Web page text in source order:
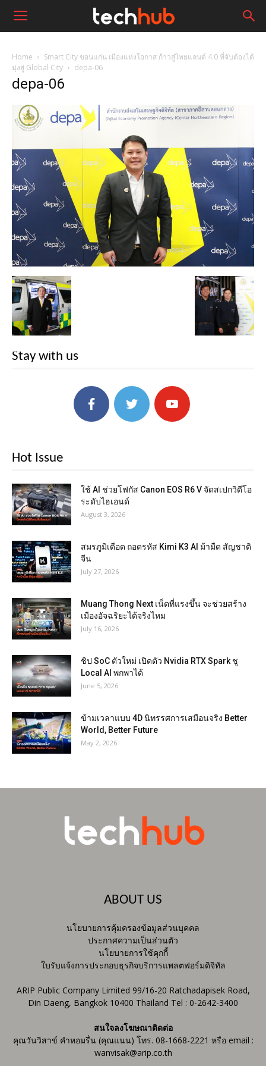
Home
Smart City ขอนแก่น เมืองแห่งโอกาส ก้าวสู่ไทยแลนด์ 4.0 ที่จับต้องได้
มุ่งสู่ Global City
depa-06
depa-06
Stay with us
Hot Issue
ใช้ AI ช่วยโฟกัส Canon EOS R6 V จัดสเปกวิดีโอ
ระดับไฮเอนด์
August 3, 2026
สมรภูมิเดือด ถอดรหัส Kimi K3 AI ม้ามืด สัญชาติ
จีน
July 27, 2026
Muang Thong Next เน็ตที่แรงขึ้น จะช่วยสร้าง
เมืองอัจฉริยะได้จริงไหม
July 16, 2026
ชิป SoC ตัวใหม่ เปิดตัว Nvidia RTX Spark ชู
Local AI พกพาได้
June 5, 2026
ข้ามเวลาแบบ 4D นิทรรศการเสมือนจริง Better
World, Better Future
May 2, 2026
ABOUT US
นโยบายการคุ้มครองข้อมูลส่วนบุคคล
ประกาศความเป็นส่วนตัว
นโยบายการใช้คุกกี้
ใบรับแจ้งการประกอบธุรกิจบริการแพลตฟอร์มดิจิทัล
ARIP Public Company Limited 99/16-20 Ratchadapisek Road,
Din Daeng, Bangkok 10400 Thailand Tel : 0-2642-3400
สนใจลงโฆษณาติดต่อ
คุณวันวิสาข์ คำหอมรื่น (คุณแนน) โทร. 08-1668-2221 หรือ email :
wanvisak@arip.co.th